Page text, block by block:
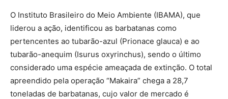
O Instituto Brasileiro do Meio Ambiente (IBAMA), que
liderou a ação, identificou as barbatanas como
pertencentes ao tubarão-azul (Prionace glauca) e ao
tubarão-anequim (Isurus oxyrinchus), sendo o último
considerado uma espécie ameaçada de extinção. O total
apreendido pela operação “Makaira” chega a 28,7
toneladas de barbatanas, cujo valor de mercado é